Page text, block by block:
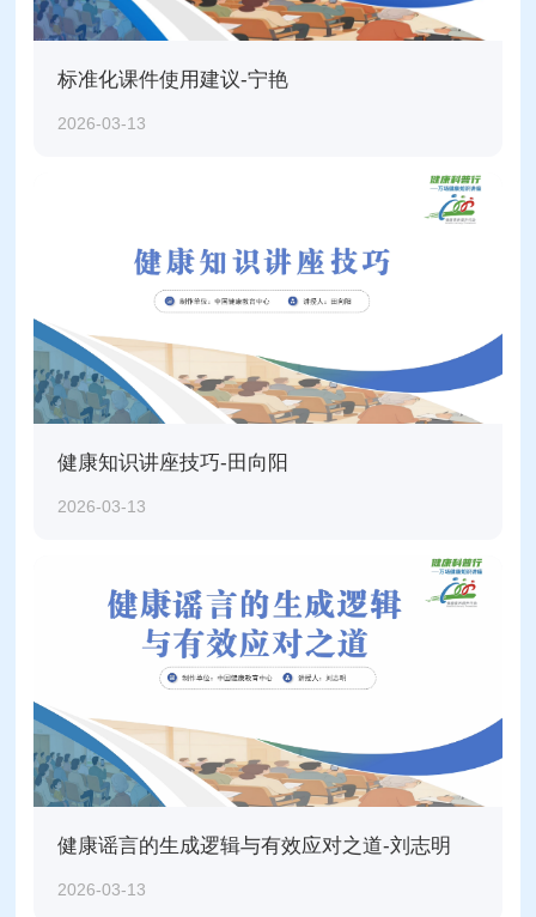
标准化课件使用建议-宁艳
2026-03-13
健康知识讲座技巧-田向阳
2026-03-13
健康谣言的生成逻辑与有效应对之道-刘志明
2026-03-13